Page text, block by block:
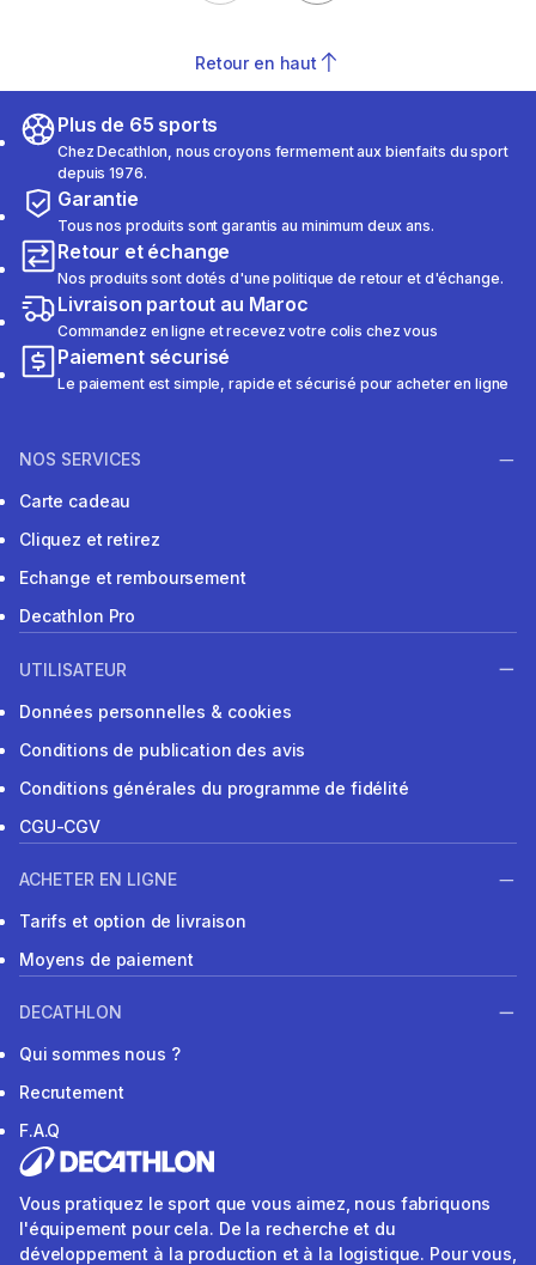
Retour en haut
Plus de 65 sports
Chez Decathlon, nous croyons fermement aux bienfaits du sport
depuis 1976.
Garantie
Tous nos produits sont garantis au minimum deux ans.
Retour et échange
Nos produits sont dotés d'une politique de retour et d'échange.
Livraison partout au Maroc
Commandez en ligne et recevez votre colis chez vous
Paiement sécurisé
Le paiement est simple, rapide et sécurisé pour acheter en ligne
NOS SERVICES
Carte cadeau
Cliquez et retirez
Echange et remboursement
Decathlon Pro
UTILISATEUR
Données personnelles & cookies
Conditions de publication des avis
Conditions générales du programme de fidélité
CGU-CGV
ACHETER EN LIGNE
Tarifs et option de livraison
Moyens de paiement
DECATHLON
Qui sommes nous ?
Recrutement
F.A.Q
Vous pratiquez le sport que vous aimez, nous fabriquons
l'équipement pour cela. De la recherche et du
développement à la production et à la logistique. Pour vous,